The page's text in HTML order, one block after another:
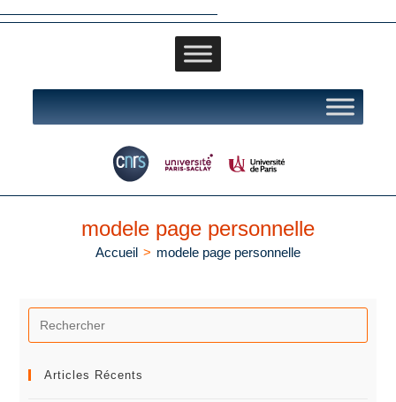
modele page personnelle
Accueil > modele page personnelle
Articles Récents